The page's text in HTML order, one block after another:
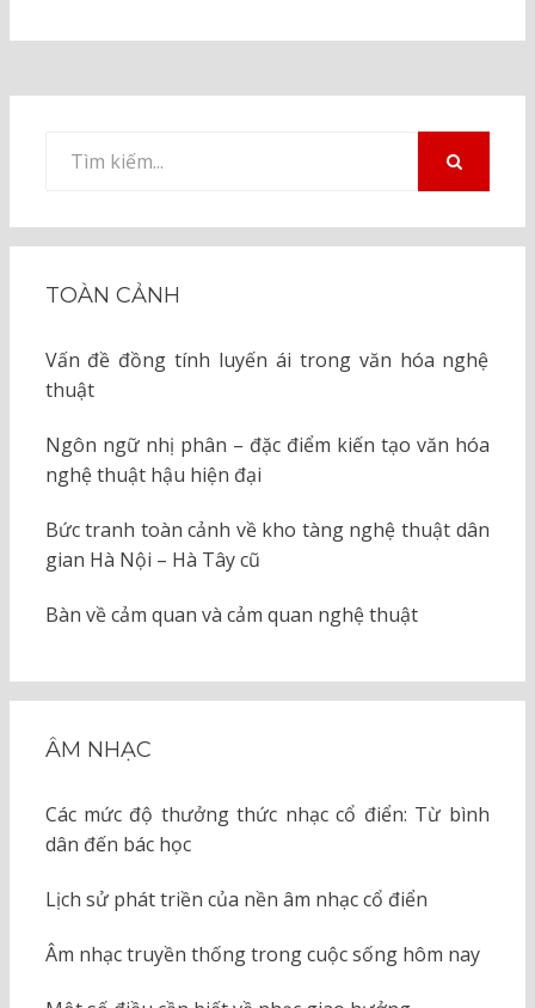
kiếm
TOÀN CẢNH
Vấn đề đồng tính luyến ái trong văn hóa nghệ
thuật
Ngôn ngữ nhị phân – đặc điểm kiến tạo văn hóa
nghệ thuật hậu hiện đại
Bức tranh toàn cảnh về kho tàng nghệ thuật dân
gian Hà Nội – Hà Tây cũ
Bàn về cảm quan và cảm quan nghệ thuật
ÂM NHẠC
Các mức độ thưởng thức nhạc cổ điển: Từ bình
dân đến bác học
Lịch sử phát triền của nền âm nhạc cổ điển
Âm nhạc truyền thống trong cuộc sống hôm nay